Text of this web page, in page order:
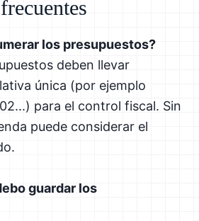
los presupuestos?
deben llevar
única (por ejemplo
para el control fiscal. Sin
puede considerar el
guardar los